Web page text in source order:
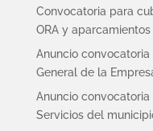
Convocatoria para
ORA y aparcamientos
Anuncio
General de la
Anuncio
Servicios del